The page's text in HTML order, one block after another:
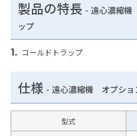
製品の特長 - 遠心濃縮
ップ
コールドトラップ
仕様 - 遠心濃縮機 オプシ
型式